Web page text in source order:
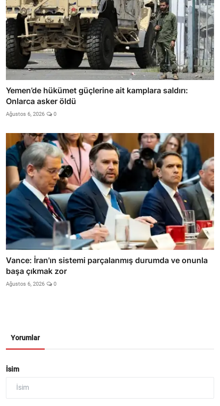
Yemen’de hükümet güçlerine ait kamplara saldırı:
Onlarca asker öldü
Ağustos 6, 2026 0
Vance: İran'ın sistemi parçalanmış durumda ve onunla
başa çıkmak zor
Ağustos 6, 2026 0
Yorumlar
İsim